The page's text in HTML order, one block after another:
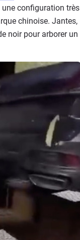
configuration très
chinoise. Jantes,
noir pour arborer un